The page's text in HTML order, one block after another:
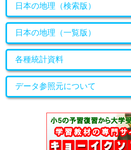
日本の地理（検索版）
日本の地理（一覧版）
各種統計資料
データ参照元について